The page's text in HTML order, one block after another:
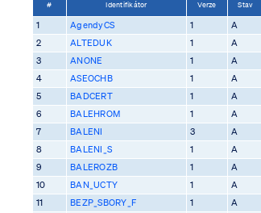
# Identifikátor Verze Stav
1 AgendyCS 1 A
2
ALTEDUK 1 A
3
ANONE 1 A
4
ASEOCHB 1 A
5
BADCERT 1 A
6
BALEHROM 1 A
7
BALENI 3 A
8
BALENI_S 1 A
9
BALEROZB 1 A
10
BAN_UCTY 1 A
11
BEZP_SBORY_F 1 A